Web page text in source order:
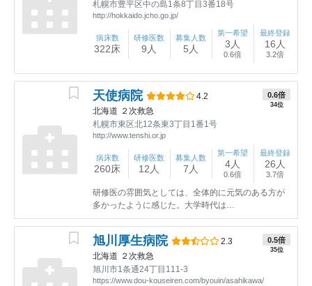
札幌市豊平区中の島1条8丁目3番18号
http://hokkaido.jcho.go.jp/
病床数
322床
研修医数
9人
募集人数
5人
第一希望
3人
0.6倍
最終登録
16人
3.2倍
天使病院 4.2 0.6倍
34位
北海道 ２次救急
札幌市東区北12条東3丁目1番1号
http://www.tenshi.or.jp
病床数
260床
研修医数
12人
募集人数
7人
第一希望
4人
0.6倍
最終登録
26人
3.7倍
研修医の雰囲気としては、全体的に元気のある方が
多かったように感じた。大学時代は…
旭川厚生病院 2.3 0.5倍
35位
北海道 ２次救急
旭川市1条通24丁目111-3
https://www.dou-kouseiren.com/byouin/asahikawa/